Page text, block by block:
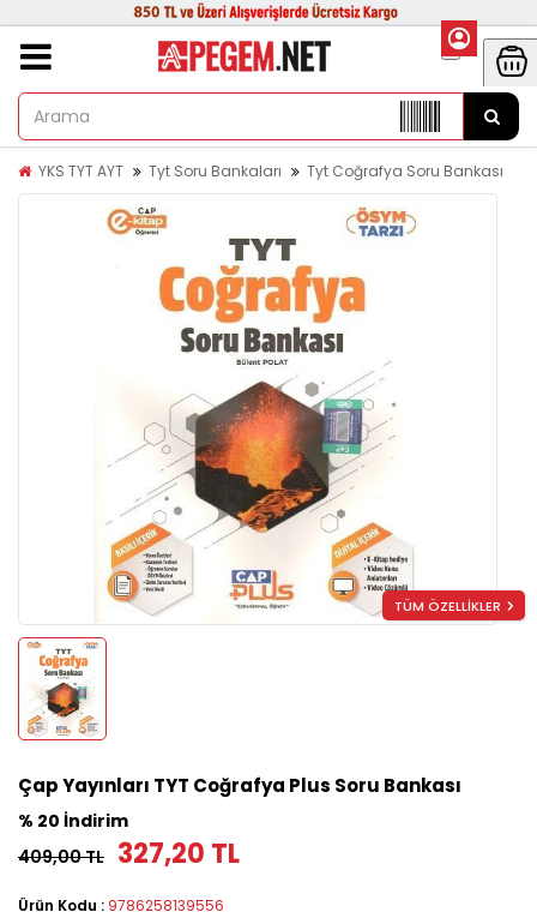
YKS TYT AYT Tyt Soru Bankaları Tyt Coğrafya Soru Bankası
TÜM ÖZELLİKLER
Çap Yayınları TYT Coğrafya Plus Soru Bankası
% 20 İndirim
409,00 TL 327,20 TL
Ürün Kodu : 9786258139556